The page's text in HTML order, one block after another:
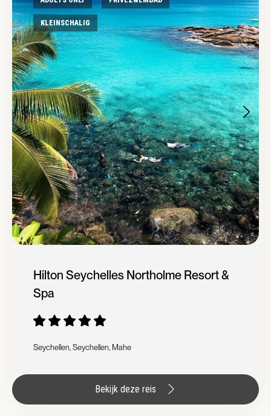
KLEINSCHALIG
Hilton Seychelles Northolme Resort &
Spa
Seychellen, Seychellen, Mahe
Bekijk deze reis